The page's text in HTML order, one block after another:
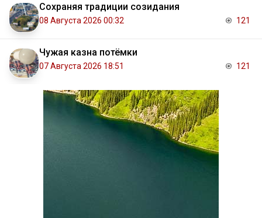
Сохраняя традиции созидания
08 Августа 2026 00:32 121
Чужая казна потёмки
07 Августа 2026 18:51 121